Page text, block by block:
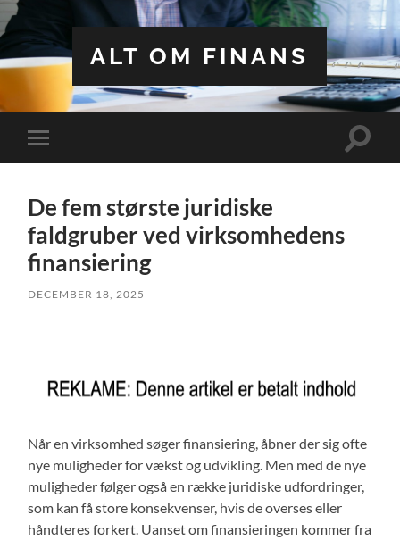
ALT OM FINANS
Toggle
mobile
Toggle
De fem største juridiske
faldgruber ved virksomhedens
finansiering
DECEMBER 18, 2025
Når en virksomhed søger finansiering, åbner der sig ofte
nye muligheder for vækst og udvikling. Men med de nye
muligheder følger også en række juridiske udfordringer,
som kan få store konsekvenser, hvis de overses eller
håndteres forkert. Uanset om finansieringen kommer fra